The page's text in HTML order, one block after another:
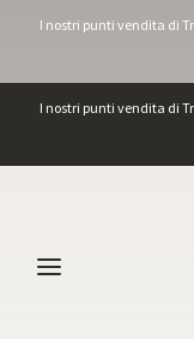
I nostri punti vendita di
I nostri punti vendita di